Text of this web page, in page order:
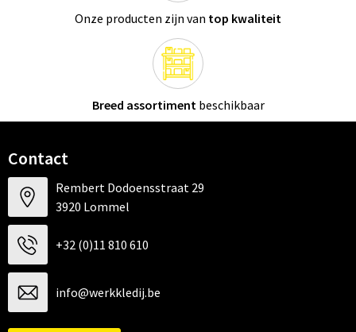
Onze producten zijn van top kwaliteit
Breed assortimentbeschikbaar
Contact
Rembert Dodoensstraat 29
3920 Lommel
+32 (0)11 810 610
info@werkkledij.be